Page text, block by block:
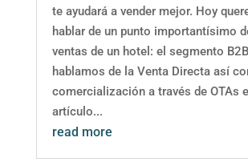
te ayudará a vender mejor. Hoy
hablar de un punto importantísimo
ventas de un hotel: el segmento
hablamos de la Venta Directa así
comercialización a través de OTAs
artículo...
read more